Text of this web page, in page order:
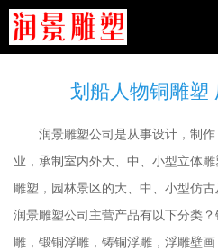
划船人物铜雕塑
润景雕塑公司是从事设计，制作
业，承制室内外大、中、小型立体
雕塑，园林景区的大、中、小型仿古
润景雕塑公司主营产品有以下分类
雕，锻铜浮雕，铸铜浮雕，浮雕壁